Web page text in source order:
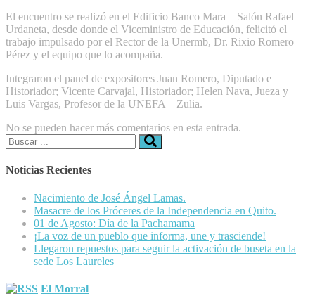
El encuentro se realizó en el Edificio Banco Mara – Salón Rafael
Urdaneta, desde donde el Viceministro de Educación, felicitó el
trabajo impulsado por el Rector de la Unermb, Dr. Rixio Romero
Pérez y el equipo que lo acompaña.
Integraron el panel de expositores Juan Romero, Diputado e
Historiador; Vicente Carvajal, Historiador; Helen Nava, Jueza y
Luis Vargas, Profesor de la UNEFA – Zulia.
No se pueden hacer más comentarios en esta entrada.
Buscar:
Noticias Recientes
Nacimiento de José Ángel Lamas.
Masacre de los Próceres de la Independencia en Quito.
01 de Agosto: Día de la Pachamama
¡La voz de un pueblo que informa, une y trasciende!
Llegaron repuestos para seguir la activación de buseta en la
sede Los Laureles
El Morral